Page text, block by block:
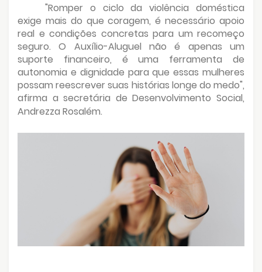
"Romper o ciclo da violência doméstica
exige mais do que coragem, é necessário apoio
real e condições concretas para um recomeço
seguro. O Auxílio-Aluguel não é apenas um
suporte financeiro, é uma ferramenta de
autonomia e dignidade para que essas mulheres
possam reescrever suas histórias longe do medo",
afirma a secretária de Desenvolvimento Social,
Andrezza Rosalém.